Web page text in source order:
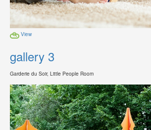
View
gallery 3
Garderie du Soir, Little People Room